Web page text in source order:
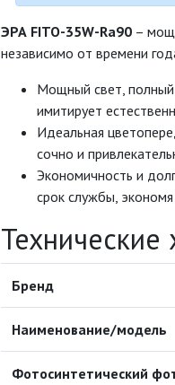
ЭРА FITO-35W-Ra90 –
независимо от времени
Мощный свет, полный
имитирует
Идеальная
сочно и
Экономичность и
срок службы,
Технические
Бренд
Наименование/модель
Фотосинтетический